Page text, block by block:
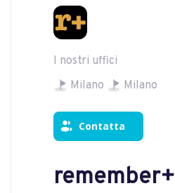
I nostri uffici
Milano
Milano
Contatta
remember+